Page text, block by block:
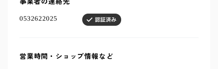
営業時間・ショップ情報など